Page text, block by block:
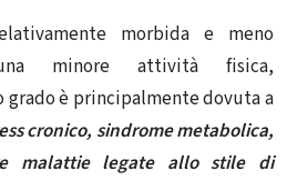
morbida e meno
minore attività fisica,
grado è principalmente dovuta a
cronico, sindrome metabolica,
malattie legate allo stile di